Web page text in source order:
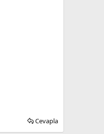
Cevapla